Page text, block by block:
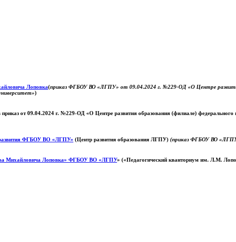
Лоповка(приказ ФГБОУ ВО «ЛГПУ» от 09.04.2024 г. №229-ОД «О Центре развития
)
приказ от 09.04.2024 г. №229-ОД «О Центре развития образования (филиале) федерального
развития ФГБОУ ВО «ЛГПУ» (Центр развития образования ЛГПУ) (приказ ФГБОУ ВО
Михайловича Лоповка» ФГБОУ ВО «ЛГПУ» («Педагогический кванториум им. Л.М.